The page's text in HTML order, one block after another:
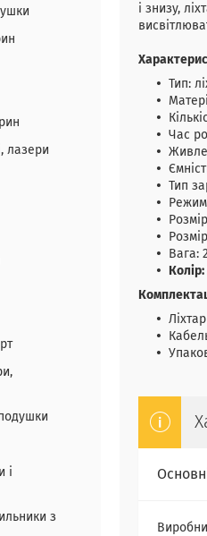
і знизу,
Тип:
Час
Тип
Вага:
лазери
і
з